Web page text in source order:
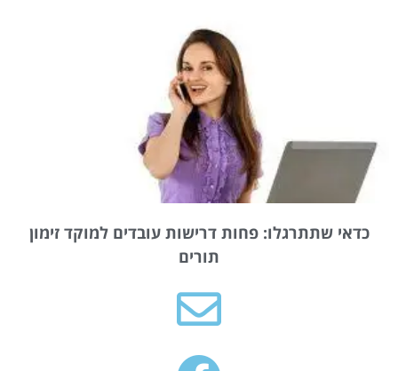
כדאי שתתרגלו: פחות דרישות עובדים למוקד זימון
תורים